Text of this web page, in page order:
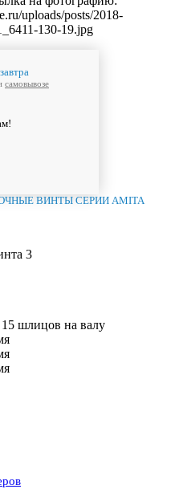
завтра
самовывозе
ВИНТЫ СЕРИИ AMITA
3
шлицов на валу